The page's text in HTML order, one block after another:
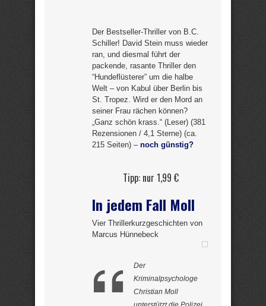
Der Bestseller-Thriller von B.C.
Schiller! David Stein muss wieder
ran, und diesmal führt der
packende, rasante Thriller den
“Hundeflüsterer” um die halbe
Welt – von Kabul über Berlin bis
St. Tropez. Wird er den Mord an
seiner Frau rächen können?
„Ganz schön krass.“ (Leser) (381
Rezensionen / 4,1 Sterne) (ca.
215 Seiten) – noch günstig?
Tipp: nur 1,99 €
In jedem Fall Moll
Vier Thrillerkurzgeschichten von
Marcus Hünnebeck
Der
Kriminalpsychologe
Christian Moll